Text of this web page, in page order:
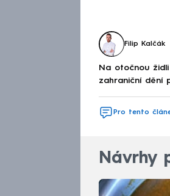
Filip Kalčák
Na otočnou
zahraniční dění
Pro tento
Návrhy